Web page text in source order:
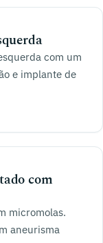
com um
e implante de
com
micromolas.
aneurisma